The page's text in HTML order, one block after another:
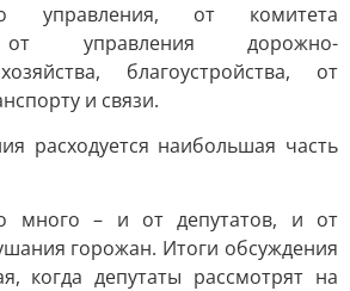
управления, от комитета
от управления дорожно-
благоустройства, от
и связи.
расходуется наибольшая часть
много – и от депутатов, и от
горожан. Итоги обсуждения
когда депутаты рассмотрят на